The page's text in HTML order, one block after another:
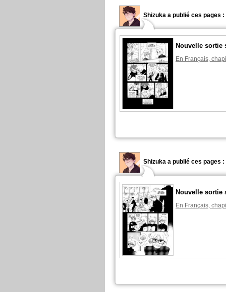
Shizuka a publié ces pages :
Nouvelle sortie
En Français,
Shizuka a publié ces pages :
Nouvelle sortie
En Français,